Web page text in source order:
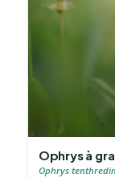
Ophrys à
Ophrys